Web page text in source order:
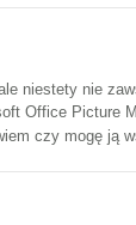
niestety nie
Office Picture
czy mogę ją